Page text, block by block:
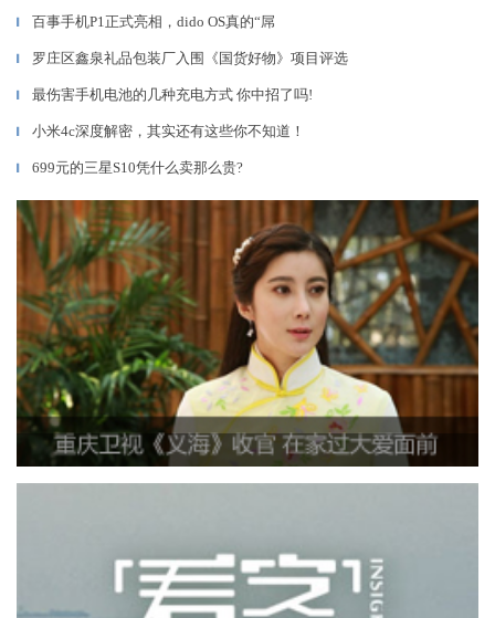
▎ 百事手机P1正式亮相，dido OS真的“屌
▎ 罗庄区鑫泉礼品包装厂入围《国货好物》项目评选
▎ 最伤害手机电池的几种充电方式 你中招了吗!
▎ 小米4c深度解密，其实还有这些你不知道！
▎ 699元的三星S10凭什么卖那么贵?